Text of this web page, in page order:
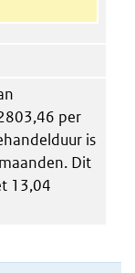
per
is
Dit
13,04